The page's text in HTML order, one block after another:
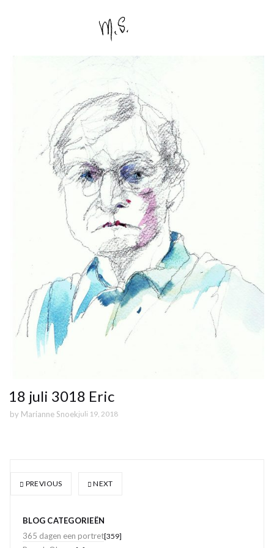
18 juli 3018 Eric
by Marianne Snoekjuli 19, 2018
PREVIOUS NEXT
BLOG CATEGORIEËN
365 dagen een portret[359]